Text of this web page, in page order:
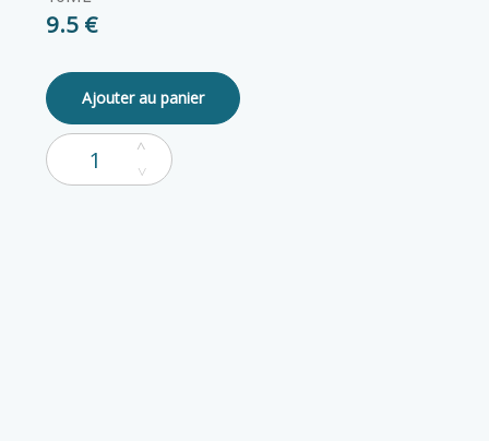
9.5 €
Ajouter au panier